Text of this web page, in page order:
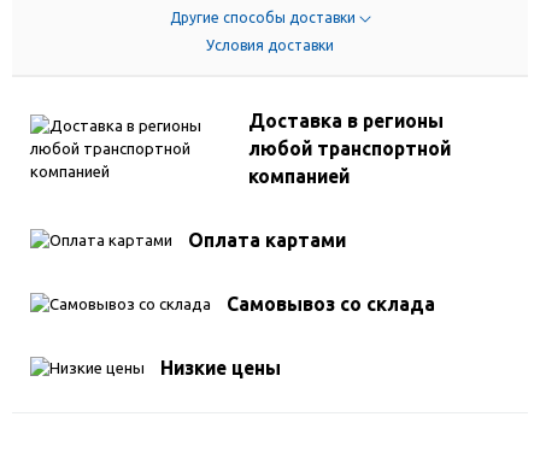
Другие способы доставки
Условия доставки
Доставка в регионы
любой транспортной
компанией
Оплата картами
Самовывоз со склада
Низкие цены